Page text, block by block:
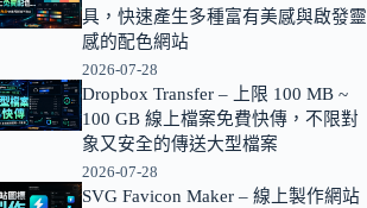
具，快速產生多種富有美感與啟發靈
感的配色網站
2026-07-28
Dropbox Transfer – 上限 100 MB ~
100 GB 線上檔案免費快傳，不限對
象又安全的傳送大型檔案
2026-07-28
SVG Favicon Maker – 線上製作網站